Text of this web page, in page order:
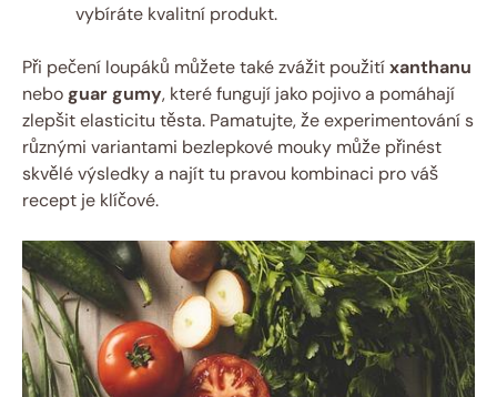
vybíráte kvalitní produkt.
Při pečení loupáků můžete také zvážit použitíxanthanu
neboguar gumy, které fungují jako pojivo a pomáhají
zlepšit elasticitu těsta. Pamatujte, že experimentování s
různými variantami bezlepkové mouky může přinést
skvělé výsledky a najít tu pravou kombinaci pro váš
recept je klíčové.